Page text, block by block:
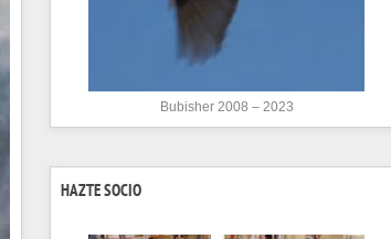
Bubisher 2008 – 2023
HAZTE SOCIO